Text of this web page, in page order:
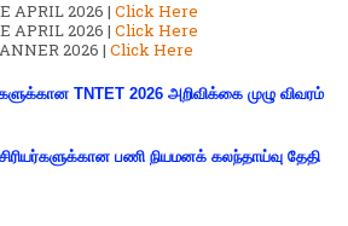
APRIL 2026 | Click Here
APRIL 2026 | Click Here
2026 | Click Here
TNTET 2026 அறிவிக்கை முழு விவரம்
பணி நியமனக் கலந்தாய்வு தேதி